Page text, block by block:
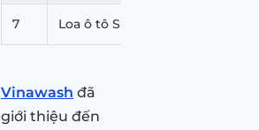
7 Loa ô tô Subwoofer
Vinawash đã
giới thiệu đến